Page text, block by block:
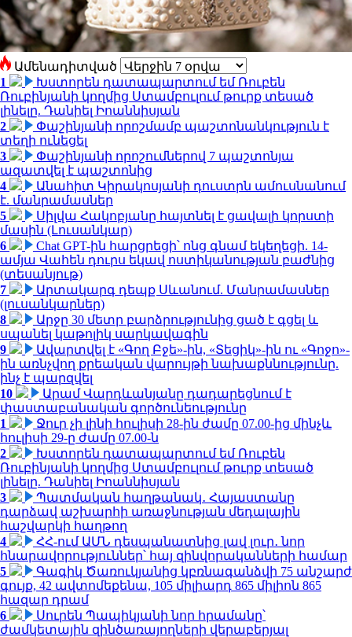
Ամենադիտված
1
Խստորեն դատապարտում եմ Ռուբեն
Ռուբինյանի կողմից Ստամբուլում թուրք տեսած
լինելը. Դանիել Իոաննիսյան
2
Փաշինյանի որոշմամբ պաշտոնանկություն է
տեղի ունեցել
3
Փաշինյանի որոշումներով 7 պաշտոնյա
ազատվել է պաշտոնից
4
Անահիտ Կիրակոսյանի դուստրն ամուսնանում
է. մանրամասներ
5
Սիլվա Հակոբյանը հայտնել է ցավալի կորստի
մասին (Լուսանկար)
6
Chat GPT-ին հարցրեցի՝ ոնց գնամ եկեղեցի. 14-
ամյա Վահեն դուրս եկավ ոստիկանության բաժնից
(տեսանյութ)
7
Արտակարգ դեպք Սևանում. Մանրամասներ
(լուսանկարներ)
8
Արջը 30 մետր բարձրությունից ցած է գցել և
սպանել կաթոլիկ սարկավագին
9
Ավարտվել է «Գող Բջե»-ին, «Տեցիկ»-ին ու «Գոջո»-
ին առնչվող քրեական վարույթի նախաքննությունը.
ինչ է պարզվել
10
Արամ Վարդևանյանը դադարեցնում է
փաստաբանական գործունեությունը
1
Ջուր չի լինի հուլիսի 28-ին ժամը 07.00-ից մինչև
հուլիսի 29-ը ժամը 07.00-ն
2
Խստորեն դատապարտում եմ Ռուբեն
Ռուբինյանի կողմից Ստամբուլում թուրք տեսած
լինելը. Դանիել Իոաննիսյան
3
Պատմական հաղթանակ․ Հայաստանը
դարձավ աշխարհի առաջնության մեդալային
հաշվարկի հաղթող
4
ՀՀ-ում ԱՄՆ դեսպանատնից լավ լուր․ նոր
հնարավորություններ՝ հայ զինվորականների համար
5
Գագիկ Ծառուկյանից կբռնագանձվի 75 անշարժ
գույք, 42 ավտոմեքենա, 105 միլիարդ 865 միլիոն 865
հազար դրամ
6
Սուրեն Պապիկյանի նոր հրամանը՝
ժամկետային զինծառայողների վերաբերյալ